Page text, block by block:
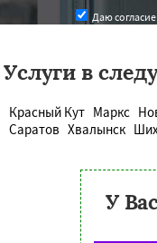
Даю
Услуги в
Красный Кут Маркс
Саратов Хвалынск
У